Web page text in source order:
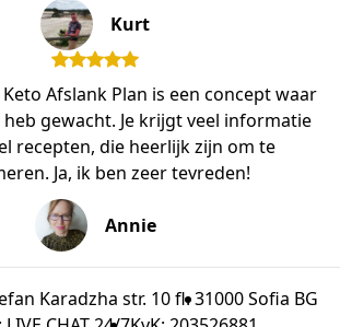
Kurt
Afslank Plan is een concept waar
gewacht. Je krijgt veel informatie
recepten, die heerlijk zijn om te
Ja, ik ben zeer tevreden!
Annie
Karadzha str. 10 fl. 31000 Sofia BG